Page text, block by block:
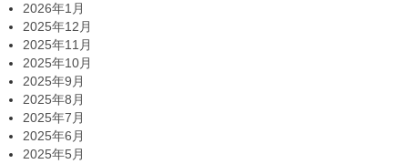
2026年1月
2025年12月
2025年11月
2025年10月
2025年9月
2025年8月
2025年7月
2025年6月
2025年5月